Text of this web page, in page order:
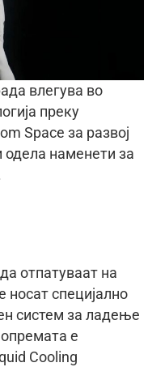
влегува во
преку
Space за развој
одела наменети за
отпатуваат на
носат специјално
систем за ладење
е
Cooling